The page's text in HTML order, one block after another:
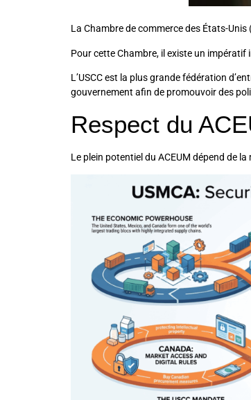
La Chambre de commerce des États-Unis
Pour cette Chambre, il existe un impératif
L’USCC est la plus grande fédération
gouvernement afin de promouvoir des
Respect du
Le plein potentiel du ACEUM dépend de